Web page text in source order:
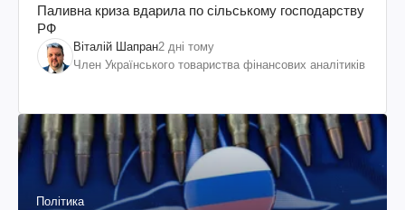
Паливна криза вдарила по сільському господарству
РФ
Віталій Шапран2 дні тому
Член Українського товариства фінансових аналітиків
Політика